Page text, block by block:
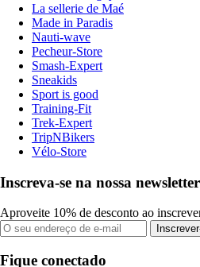
La sellerie de Maé
Made in Paradis
Nauti-wave
Pecheur-Store
Smash-Expert
Sneakids
Sport is good
Training-Fit
Trek-Expert
TripNBikers
Vélo-Store
Inscreva-se na nossa newsletter
Aproveite 10% de desconto ao
Fique conectado